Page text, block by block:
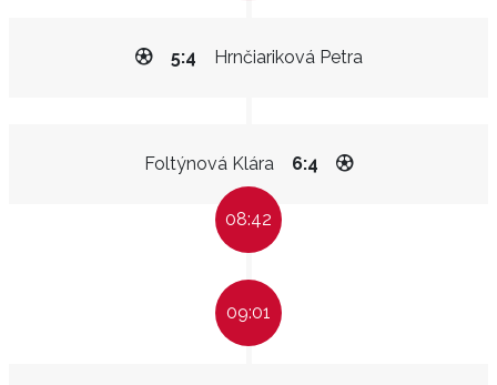
Hrnčiariková Petra
5:4
Foltýnová Klára 6:4
08:42
09:01